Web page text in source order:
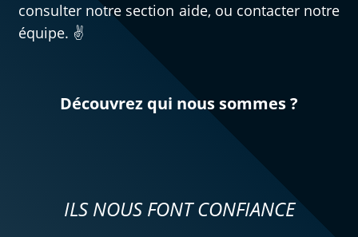
consulter notre section aide, ou contacter notre
équipe. ✌️
Découvrez qui nous sommes ?
ILS NOUS FONT CONFIANCE